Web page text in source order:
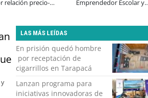
Escolar y
Toconce que proyecta su
LAS MÁS LEÍDAS
En prisión quedó hombre
por receptación de
cigarrillos en Tarapacá
Lanzan programa para
iniciativas innovadoras de